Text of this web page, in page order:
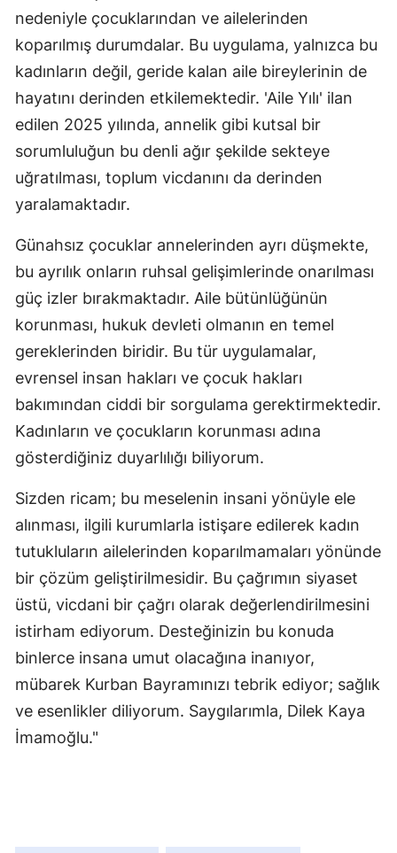
nedeniyle çocuklarından ve ailelerinden
koparılmış durumdalar. Bu uygulama, yalnızca bu
kadınların değil, geride kalan aile bireylerinin de
hayatını derinden etkilemektedir. 'Aile Yılı' ilan
edilen 2025 yılında, annelik gibi kutsal bir
sorumluluğun bu denli ağır şekilde sekteye
uğratılması, toplum vicdanını da derinden
yaralamaktadır.
Günahsız çocuklar annelerinden ayrı düşmekte,
bu ayrılık onların ruhsal gelişimlerinde onarılması
güç izler bırakmaktadır. Aile bütünlüğünün
korunması, hukuk devleti olmanın en temel
gereklerinden biridir. Bu tür uygulamalar,
evrensel insan hakları ve çocuk hakları
bakımından ciddi bir sorgulama gerektirmektedir.
Kadınların ve çocukların korunması adına
gösterdiğiniz duyarlılığı biliyorum.
Sizden ricam; bu meselenin insani yönüyle ele
alınması, ilgili kurumlarla istişare edilerek kadın
tutukluların ailelerinden koparılmamaları yönünde
bir çözüm geliştirilmesidir. Bu çağrımın siyaset
üstü, vicdani bir çağrı olarak değerlendirilmesini
istirham ediyorum. Desteğinizin bu konuda
binlerce insana umut olacağına inanıyor,
mübarek Kurban Bayramınızı tebrik ediyor; sağlık
ve esenlikler diliyorum. Saygılarımla, Dilek Kaya
İmamoğlu."